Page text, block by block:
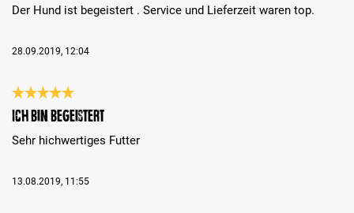
Der Hund ist begeistert . Service und Lieferzeit waren top.
28.09.2019, 12:04
Bewertung mit 5 von 5 Sternen
Ich bin begeistert
Sehr hichwertiges Futter
13.08.2019, 11:55